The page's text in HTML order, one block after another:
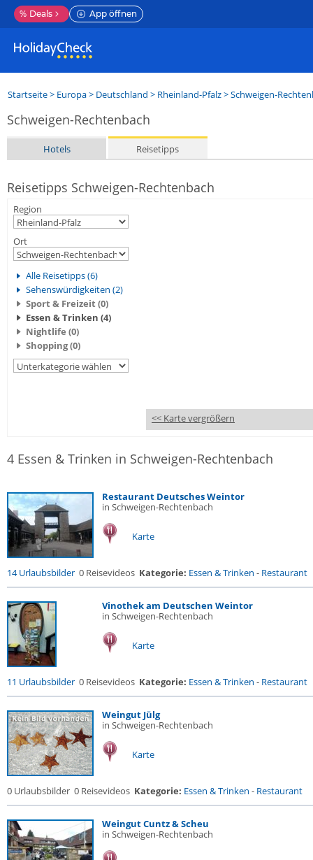
% Deals App öffnen
Startseite> Europa> Deutschland > Rheinland-Pfalz>Schweigen-
Schweigen-Rechtenbach
Hotels Reisetipps
Reisetipps Schweigen-Rechtenbach
Region
Ort
Alle Reisetipps (6)
Sehenswürdigkeiten (2)
Sport & Freizeit (0)
Essen & Trinken (4)
Nightlife (0)
Shopping (0)
<< Karte vergrößern
4 Essen & Trinken in Schweigen-Rechtenbach
Restaurant Deutsches Weintor
in Schweigen-Rechtenbach
Karte
14 Urlaubsbilder 0 Reisevideos Kategorie: Essen & Trinken - Restaurant
Vinothek am Deutschen Weintor
in Schweigen-Rechtenbach
Karte
11 Urlaubsbilder 0 Reisevideos Kategorie: Essen & Trinken - Restaurant
Weingut Jülg
in Schweigen-Rechtenbach
Karte
0 Urlaubsbilder 0 Reisevideos Kategorie: Essen & Trinken - Restaurant
Weingut Cuntz & Scheu
in Schweigen-Rechtenbach